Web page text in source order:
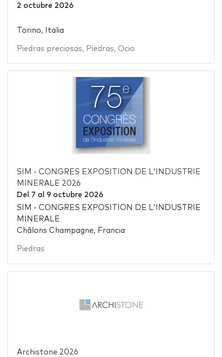
2 octubre 2026
Torino, Italia
Piedras preciosas, Piedras, Ocio
SIM - CONGRES EXPOSITION DE L'INDUSTRIE
MINERALE 2026
Del 7 al 9 octubre 2026
SIM - CONGRES EXPOSITION DE L'INDUSTRIE
MINERALE
Châlons Champagne, Francia
Piedras
Archistone 2026